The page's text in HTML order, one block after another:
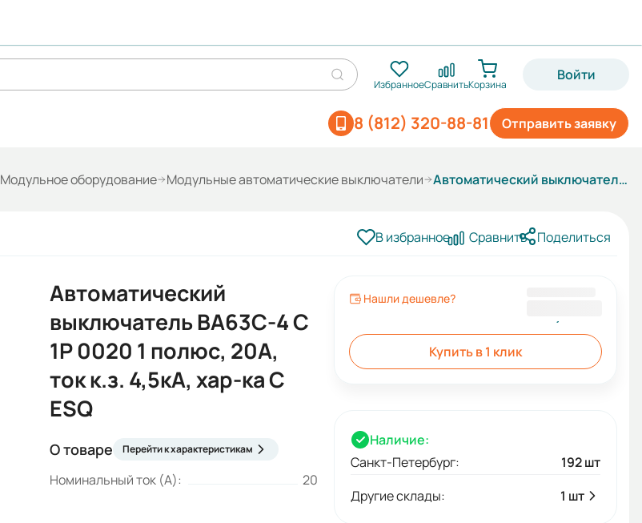
ИзбранноеСравнитьКорзина
Войти
Отправить заявку
8 (812) 320-88-81
Модульное оборудование Модульные автоматические выключатели Автоматический выключатель ВА63C-4 C 1P 20А
В избранное Сравнить Поделиться
Автоматический
выключатель ВА63C-4 C
1P 0020 1 полюс, 20А,
ток к.з. 4,5кА, хар-ка C
ESQ
О товаре Перейти к характеристикам
Номинальный ток (А): 20
Нашли дешевле?
Купить в 1 клик
Наличие:
Санкт-Петербург:
192 шт
Другие склады:
1 шт